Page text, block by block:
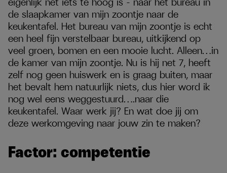
de slaapkamer van mijn zoontje naar de
keukentafel. Het bureau van mijn zoontje is echt
een heel fijn verstelbaar bureau, uitkijkend op
veel groen, bomen en een mooie lucht. Alleen…in
de kamer van mijn zoontje. Nu is hij net 7, heeft
zelf nog geen huiswerk en is graag buiten, maar
het bevalt hem natuurlijk niets, dus hier word ik
nog wel eens weggestuurd….naar die
keukentafel. Waar werk jij? En wat doe jij om
deze werkomgeving naar jouw zin te maken?
Factor: competentie